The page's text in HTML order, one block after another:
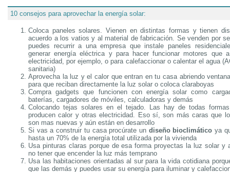
10 consejos para aprovechar la energía solar:
Coloca paneles solares. Vienen en distintas formas y tienen
acuerdo a los vatios y al material de fabricación. Se venden por
puedes recurrir a una empresa que instale paneles
generar energía eléctrica y para hacer funcionar motores que
electricidad, por ejemplo, o para calefaccionar o calentar el agua
sanitaria)
Aprovecha la luz y el calor que entran en tu casa abriendo
para que reciban directamente la luz solar o coloca claraboyas
Compra gadgets que funcionen con energía solar como
baterías, cargadores de móviles, calculadoras y demás
Colocando tejas solares en el tejado. Las hay de todas
producen calor y otras electricidad. Eso sí, son más caras que
son mas nuevas y aún están en desarrollo
Si vas a construir tu casa procúrate un diseño bioclimático ya
hasta un 70% de la energía total utilizada por la vivienda
Usa pinturas claras porque de esa forma proyectas la luz solar y
no tener que encender la luz más temprano
Usa las habitaciones orientadas al sur para la vida cotidiana
que las demás y puedes usar su energía para iluminar y